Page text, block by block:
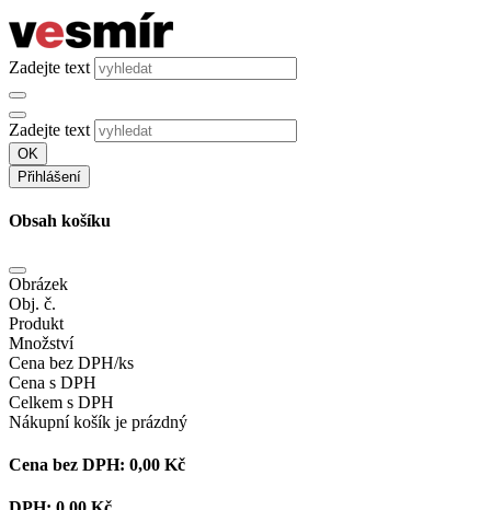
Zadejte text
Zadejte text
OK
Přihlášení
Obsah košíku
Obrázek
Obj. č.
Produkt
Množství
Cena bez DPH/ks
Cena s DPH
Celkem s DPH
Nákupní košík je prázdný
Cena bez DPH: 0,00 Kč